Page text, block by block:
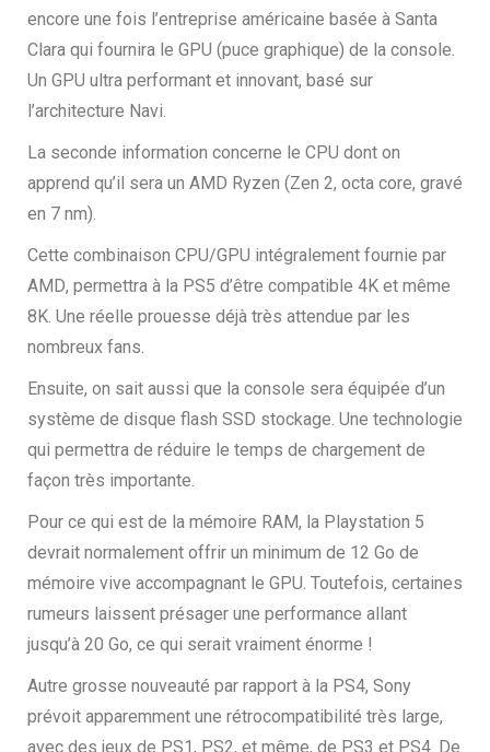
encore une fois l’entreprise américaine basée à Santa
Clara qui fournira le GPU (puce graphique) de la console.
Un GPU ultra performant et innovant, basé sur
l’architecture Navi.
La seconde information concerne le CPU dont on
apprend qu’il sera un AMD Ryzen (Zen 2, octa core, gravé
en 7 nm).
Cette combinaison CPU/GPU intégralement fournie par
AMD, permettra à la PS5 d’être compatible 4K et même
8K. Une réelle prouesse déjà très attendue par les
nombreux fans.
Ensuite, on sait aussi que la console sera équipée d’un
système de disque flash SSD stockage. Une technologie
qui permettra de réduire le temps de chargement de
façon très importante.
Pour ce qui est de la mémoire RAM, la Playstation 5
devrait normalement offrir un minimum de 12 Go de
mémoire vive accompagnant le GPU. Toutefois, certaines
rumeurs laissent présager une performance allant
jusqu’à 20 Go, ce qui serait vraiment énorme !
Autre grosse nouveauté par rapport à la PS4, Sony
prévoit apparemment une rétrocompatibilité très large,
avec des jeux de PS1, PS2, et même, de PS3 et PS4. De